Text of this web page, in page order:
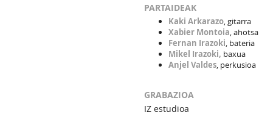
PARTAIDEAK
Kaki Arkarazo, gitarra
Xabier Montoia, ahotsa
Fernan Irazoki, bateria
Mikel Irazoki, baxua
Anjel Valdes, perkusioa
GRABAZIOA
IZ estudioa